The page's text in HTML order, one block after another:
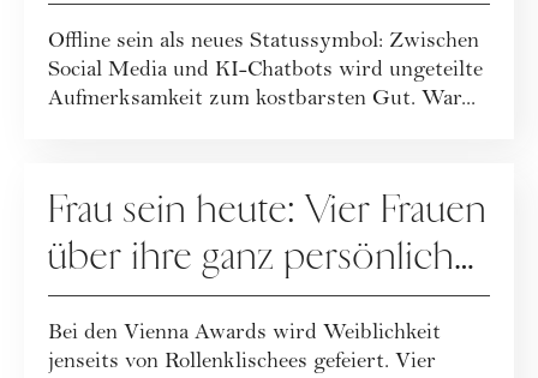
wieder mehr leben statt
posten
Offline sein als neues Statussymbol: Zwischen
Social Media und KI-Chatbots wird ungeteilte
Aufmerksamkeit zum kostbarsten Gut. War...
Frau sein heute: Vier Frauen
über ihre ganz persönliche
Definition
Bei den Vienna Awards wird Weiblichkeit
jenseits von Rollenklischees gefeiert. Vier